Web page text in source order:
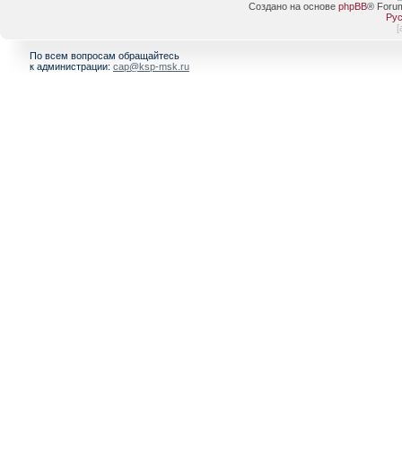
Создано на основе phpBB®
[
По всем вопросам обращайтесь
к администрации: cap@ksp-msk.ru